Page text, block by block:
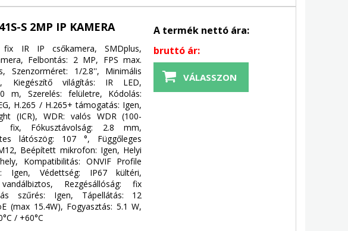
S 2MP IP KAMERA
IR IP csőkamera, SMDplus,
Felbontás: 2 MP, FPS max.
Szenzorméret: 1/2.8'', Minimális
Kiegészítő világítás: IR LED,
m, Szerelés: felületre, Kódolás:
H.265 / H.265+ támogatás: Igen,
(ICR), WDR: valós WDR (100-
fix, Fókusztávolság: 2.8 mm,
látószög: 107 °, Függőleges
Beépített mikrofon: Igen, Helyi
Kompatibilitás: ONVIF Profile
Igen, Védettség: IP67 kültéri,
Rezgésállóság: fix
szűrés: Igen, Tápellátás: 12
(max 15.4W), Fogyasztás: 5.1 W,
/ +60°C
A termék nettó ára:
bruttó ár:
VÁLASSZON